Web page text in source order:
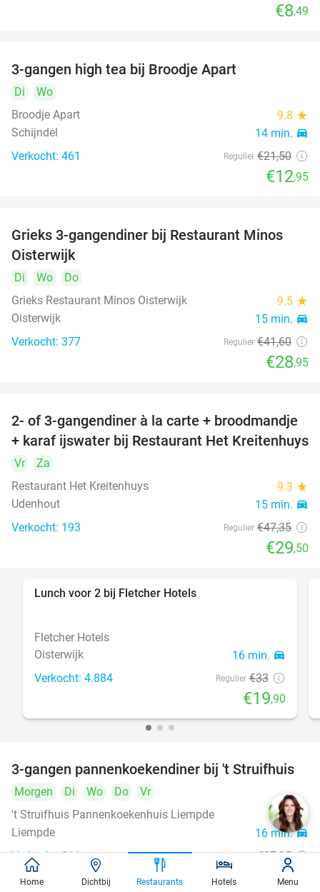
€8,49
3-gangen high tea bij Broodje Apart
Di
Wo
Broodje Apart
9.8 star
Schijndel 14 min. directions_car
Verkocht: 461 Regulier €21,50
€12,95
30%
Grieks 3-gangendiner bij Restaurant Minos
Oisterwijk
Di Wo
Do
Grieks Restaurant Minos Oisterwijk
9.5 star
Oisterwijk 15 min. directions_car
Verkocht: 377 Regulier €41,60
€28,95
38%
2- of 3-gangendiner à la carte + broodmandje
+ karaf ijswater bij Restaurant Het Kreitenhuys
Vr
Za
Restaurant Het Kreitenhuys
9.3 star
Udenhout 15 min. directions_car
Verkocht: 193 Regulier €47,35
€29,50
Lunch voor 2 bij Fletcher Hotels
Fletcher Hotels
Oisterwijk
16 min. directions_car
Verkocht: 4.884 Regulier €33
€19,90
43%
3-gangen pannenkoekendiner bij 't Struifhuis
Morgen Di Wo Do
Vr
't Struifhuis Pannenkoekenhuis Liempde
9.4star
Liempde 16 min.directions_car
Verkocht: 811 €27,95
€15,95
Home Dichtbij Restaurants Hotels Menu